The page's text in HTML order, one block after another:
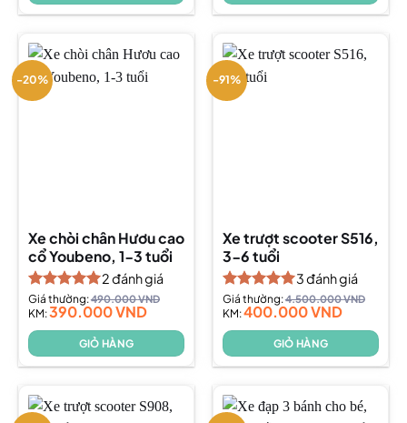
-20%
Xe chòi chân Hươu cao
cổ Youbeno, 1-3 tuổi
Được xếp
hạng5.00
5 sao
2đánh giá
Giá thường:490.000VND
KM:390.000VND
GIỎ HÀNG
-91%
Xe trượt scooter S516,
3-6 tuổi
Được xếp
hạng5.00
5 sao
3đánh giá
Giá thường:4.500.000VND
KM:400.000VND
GIỎ HÀNG